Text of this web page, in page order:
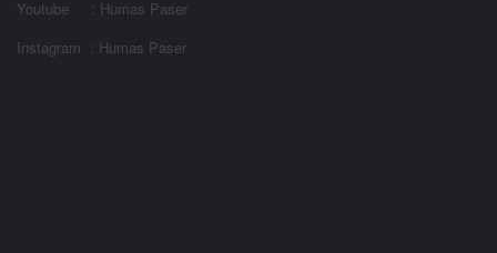
Youtube : Humas Paser
Instagram : Humas Paser